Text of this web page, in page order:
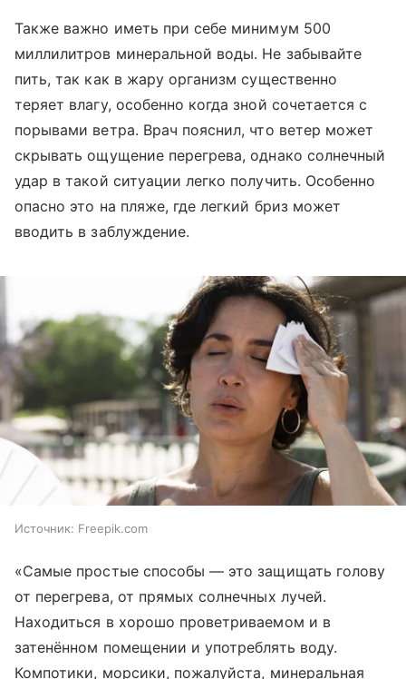
Также важно иметь при себе минимум 500
миллилитров минеральной воды. Не забывайте
пить, так как в жару организм существенно
теряет влагу, особенно когда зной сочетается с
порывами ветра. Врач пояснил, что ветер может
скрывать ощущение перегрева, однако солнечный
удар в такой ситуации легко получить. Особенно
опасно это на пляже, где легкий бриз может
вводить в заблуждение.
Источник: Freepik.com
«Самые простые способы — это защищать голову
от перегрева, от прямых солнечных лучей.
Находиться в хорошо проветриваемом и в
затенённом помещении и употреблять воду.
Компотики, морсики, пожалуйста, минеральная